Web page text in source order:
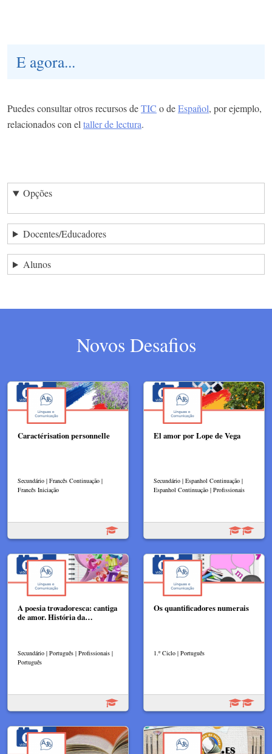
E agora...
Puedes consultar otros recursos deTIC o deEspañol, por ejemplo,
relacionados con eltaller de lectura.
Opções
Docentes/Educadores
Alunos
Novos Desafios
Caractérisation personnelle
Secundário | Francês Continuação |
Francês Iniciação
El amor por Lope de Vega
Secundário | Espanhol Continuação |
Espanhol Continuação | Profissionais
A poesia trovadoresca: cantiga
de amor. História da…
Secundário | Português | Profissionais |
Português
Os quantificadores numerais
1.º Ciclo | Português